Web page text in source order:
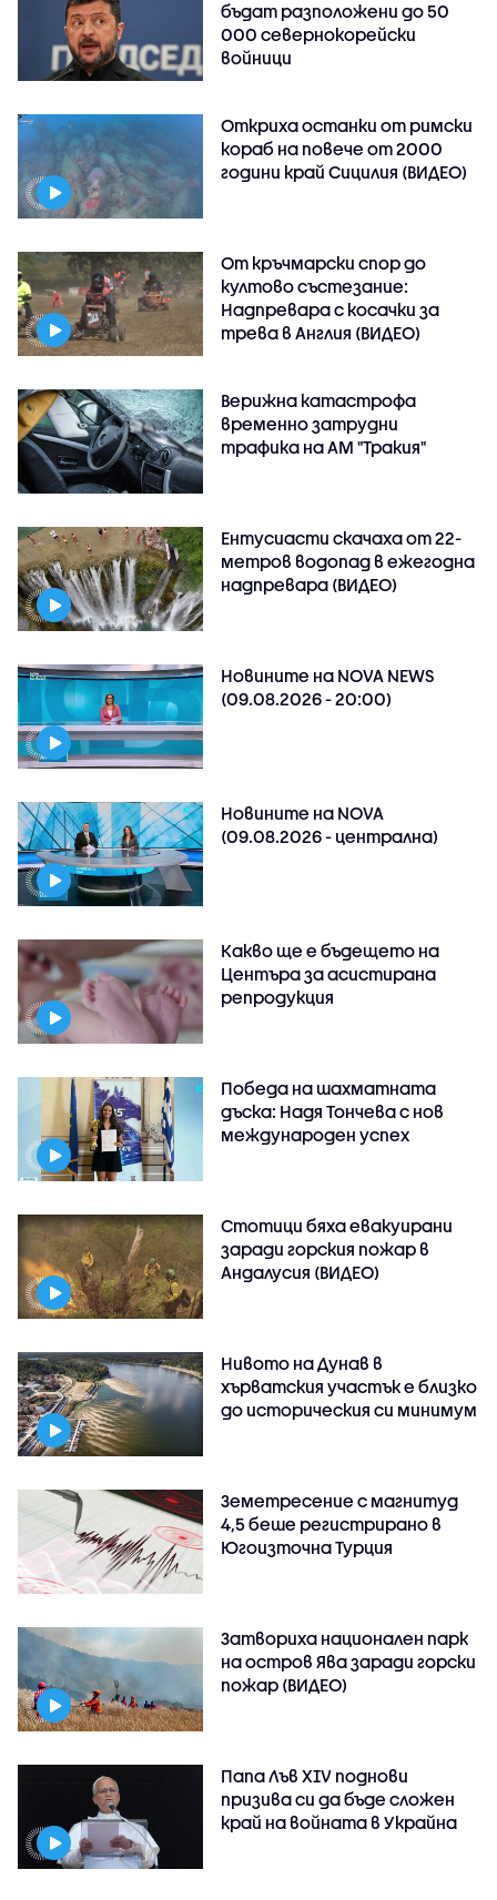
бъдат разположени до 50
000 севернокорейски
войници
Откриха останки от римски
кораб на повече от 2000
години край Сицилия (ВИДЕО)
От кръчмарски спор до
култово състезание:
Надпревара с косачки за
трева в Англия (ВИДЕО)
Верижна катастрофа
временно затрудни
трафика на АМ "Тракия"
Ентусиасти скачаха от 22-
метров водопад в ежегодна
надпревара (ВИДЕО)
Новините на NOVA NEWS
(09.08.2026 - 20:00)
Новините на NOVA
(09.08.2026 - централна)
Какво ще е бъдещето на
Центъра за асистирана
репродукция
Победа на шахматната
дъска: Надя Тончева с нов
международен успех
Стотици бяха евакуирани
заради горския пожар в
Андалусия (ВИДЕО)
Нивото на Дунав в
хърватския участък е близко
до историческия си минимум
Земетресение с магнитуд
4,5 беше регистрирано в
Югоизточна Турция
Затвориха национален парк
на остров Ява заради горски
пожар (ВИДЕО)
Папа Лъв XIV поднови
призива си да бъде сложен
край на войната в Украйна